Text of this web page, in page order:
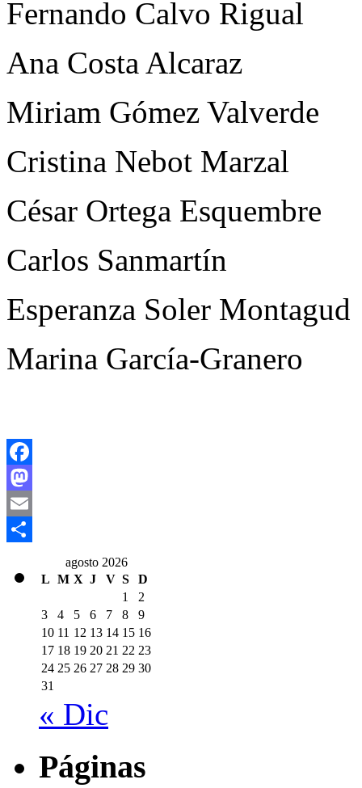
Fernando Calvo Rigual
Ana Costa Alcaraz
Miriam Gómez Valverde
Cristina Nebot Marzal
César Ortega Esquembre
Carlos Sanmartín
Esperanza Soler Montagud
Marina García-Granero
Facebook
Mastodon
Email
agosto 2026
L M X J V S
D
1
2
3
4 5 6 7 8
9
10 11 12 13 14 15 16
17 18 19 20 21 22 23
24 25 26 27 28 29 30
31
« Dic
Páginas